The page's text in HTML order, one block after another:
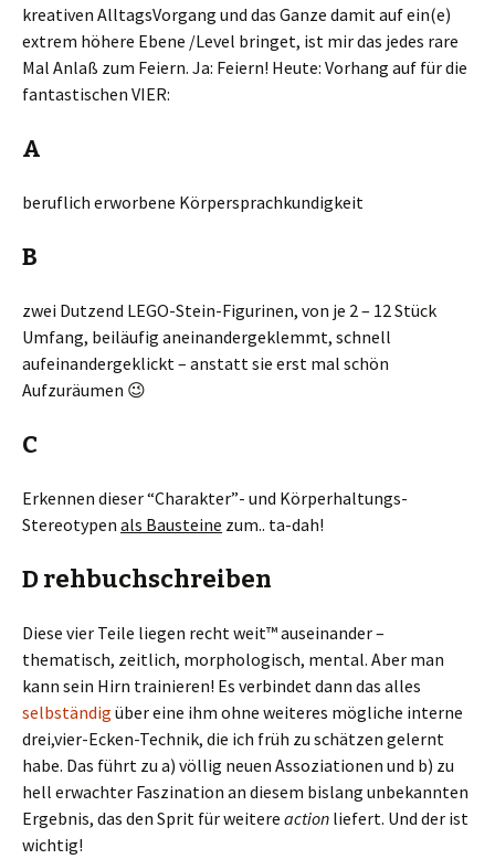
kreativen AlltagsVorgang und das Ganze damit auf ein(e)
extrem höhere Ebene /Level bringet, ist mir das jedes rare
Mal Anlaß zum Feiern. Ja: Feiern! Heute: Vorhang auf für die
fantastischen VIER:
A
beruflich erworbene Körpersprachkundigkeit
B
zwei Dutzend LEGO-Stein-Figurinen, von je 2 – 12 Stück
Umfang, beiläufig aneinandergeklemmt, schnell
aufeinandergeklickt – anstatt sie erst mal schön
Aufzuräumen 😉
C
Erkennen dieser “Charakter”- und Körperhaltungs-
Stereotypen als Bausteine zum.. ta-dah!
D rehbuchschreiben
Diese vier Teile liegen recht weit™ auseinander –
thematisch, zeitlich, morphologisch, mental. Aber man
kann sein Hirn trainieren! Es verbindet dann das alles
selbständig über eine ihm ohne weiteres mögliche interne
drei,vier-Ecken-Technik, die ich früh zu schätzen gelernt
habe. Das führt zu a) völlig neuen Assoziationen und b) zu
hell erwachter Faszination an diesem bislang unbekannten
Ergebnis, das den Sprit für weitere action liefert. Und der ist
wichtig!